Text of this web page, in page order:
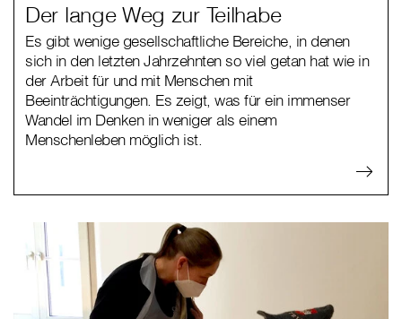
Der lange Weg zur Teilhabe
Es gibt wenige gesellschaftliche Bereiche, in denen
sich in den letzten Jahrzehnten so viel getan hat wie in
der Arbeit für und mit Menschen mit
Beeinträchtigungen. Es zeigt, was für ein immenser
Wandel im Denken in weniger als einem
Menschenleben möglich ist.